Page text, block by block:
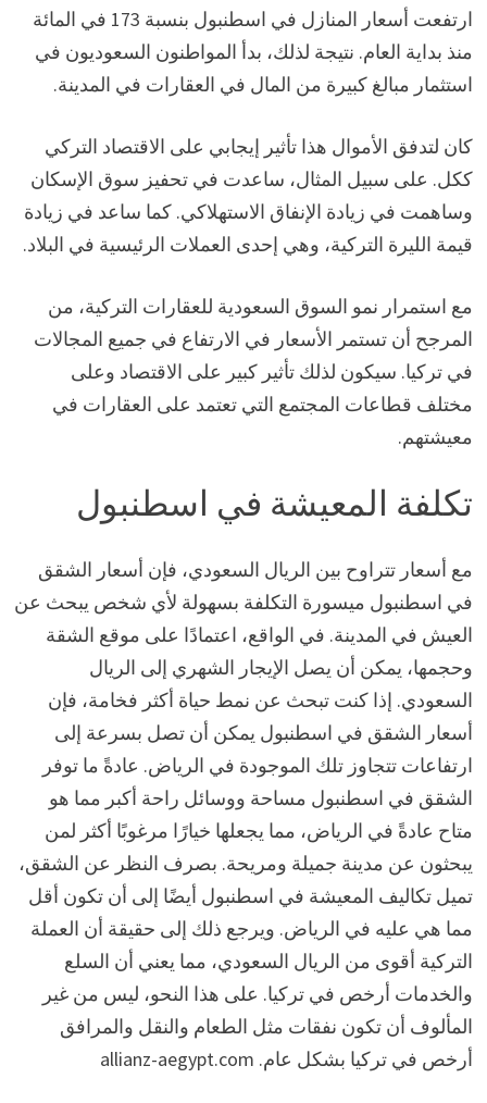
ارتفعت أسعار المنازل في اسطنبول بنسبة 173 في المائة
منذ بداية العام. نتيجة لذلك، بدأ المواطنون السعوديون في
استثمار مبالغ كبيرة من المال في العقارات في المدينة.
كان لتدفق الأموال هذا تأثير إيجابي على الاقتصاد التركي
ككل. على سبيل المثال، ساعدت في تحفيز سوق الإسكان
وساهمت في زيادة الإنفاق الاستهلاكي. كما ساعد في زيادة
قيمة الليرة التركية، وهي إحدى العملات الرئيسية في البلاد.
مع استمرار نمو السوق السعودية للعقارات التركية، من
المرجح أن تستمر الأسعار في الارتفاع في جميع المجالات
في تركيا. سيكون لذلك تأثير كبير على الاقتصاد وعلى
مختلف قطاعات المجتمع التي تعتمد على العقارات في
معيشتهم.
تكلفة المعيشة في اسطنبول
مع أسعار تتراوح بين الريال السعودي، فإن أسعار الشقق
في اسطنبول ميسورة التكلفة بسهولة لأي شخص يبحث عن
العيش في المدينة. في الواقع، اعتمادًا على موقع الشقة
وحجمها، يمكن أن يصل الإيجار الشهري إلى الريال
السعودي. إذا كنت تبحث عن نمط حياة أكثر فخامة، فإن
أسعار الشقق في اسطنبول يمكن أن تصل بسرعة إلى
ارتفاعات تتجاوز تلك الموجودة في الرياض. عادةً ما توفر
الشقق في اسطنبول مساحة ووسائل راحة أكبر مما هو
متاح عادةً في الرياض، مما يجعلها خيارًا مرغوبًا أكثر لمن
يبحثون عن مدينة جميلة ومريحة. بصرف النظر عن الشقق،
تميل تكاليف المعيشة في اسطنبول أيضًا إلى أن تكون أقل
مما هي عليه في الرياض. ويرجع ذلك إلى حقيقة أن العملة
التركية أقوى من الريال السعودي، مما يعني أن السلع
والخدمات أرخص في تركيا. على هذا النحو، ليس من غير
المألوف أن تكون نفقات مثل الطعام والنقل والمرافق
أرخص في تركيا بشكل عام. allianz-aegypt.com